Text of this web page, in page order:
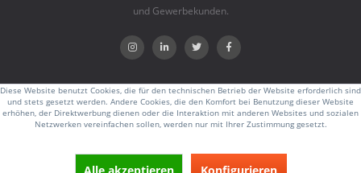
und Gewerbekunden.
Diese Website benutzt Cookies, die für den technischen Betrieb der Website erforderlich sind
und stets gesetzt werden. Andere Cookies, die den Komfort bei Benutzung dieser Website
erhöhen, der Direktwerbung dienen oder die Interaktion mit anderen Websites und sozialen
Netzwerken vereinfachen sollen, werden nur mit Ihrer Zustimmung gesetzt.